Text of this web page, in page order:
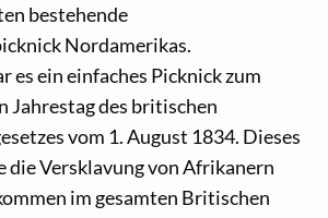
bestehende
Nordamerikas.
es ein einfaches Picknick zum
Jahrestag des britischen
vom 1. August 1834. Dieses
die Versklavung von Afrikanern
im gesamten Britischen